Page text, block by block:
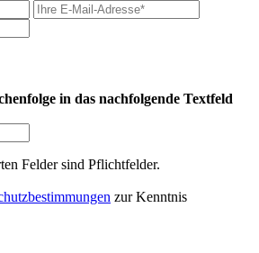
in das nachfolgende Textfeld
Felder sind Pflichtfelder.
zur Kenntnis